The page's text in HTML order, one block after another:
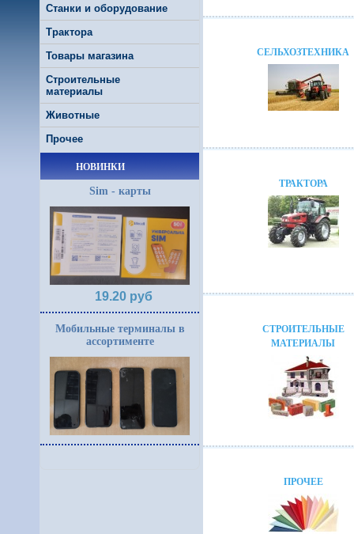
Станки и оборудование
Трактора
Товары магазина
Строительные
материалы
Животные
Прочее
НОВИНКИ
Sim - карты
19.20 руб
Мобильные терминалы в
ассортименте
СЕЛЬХОЗТЕХНИКА
ТРАКТОРА
СТРОИТЕЛЬНЫЕ
МАТЕРИАЛЫ
ПРОЧЕЕ